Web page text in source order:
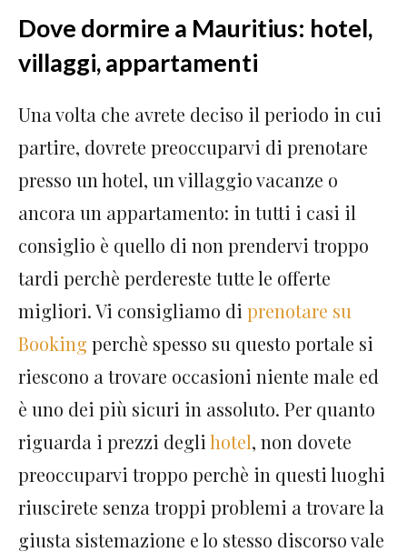
Dove dormire a Mauritius: hotel,
villaggi, appartamenti
Una volta che avrete deciso il periodo in cui
partire, dovrete preoccuparvi di prenotare
presso un hotel, un villaggio vacanze o
ancora un appartamento: in tutti i casi il
consiglio è quello di non prendervi troppo
tardi perchè perdereste tutte le offerte
migliori. Vi consigliamo di prenotare su
Booking perchè spesso su questo portale si
riescono a trovare occasioni niente male ed
è uno dei più sicuri in assoluto. Per quanto
riguarda i prezzi degli hotel, non dovete
preoccuparvi troppo perchè in questi luoghi
riuscirete senza troppi problemi a trovare la
giusta sistemazione e lo stesso discorso vale